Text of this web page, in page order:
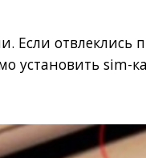
Если отвлеклись
установить sim-